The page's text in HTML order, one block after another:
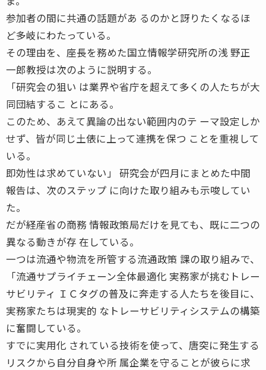
参加者の間に共通の話題があ るのかと訝りたくなるほ
ど多岐にわたっている。
その理由を、座長を務めた国立情報学研究所の浅 野正
一郎教授は次のように説明する。
「研究会の狙い は業界や省庁を超えて多くの人たちが大
同団結するこ とにある。
このため、あえて異論の出ない範囲内のテ ーマ設定しか
せず、皆が同じ土俵に上って連携を保つ ことを重視して
いる。
即効性は求めていない」 研究会が四月にまとめた中間
報告は、次のステップ に向けた取り組みも示唆してい
た。
だが経産省の商務 情報政策局だけを見ても、既に二つの
異なる動きが存 在している。
一つは流通や物流を所管する流通政策 課の取り組みで、
「流通サプライチェーン全体最適化 実務家が挑むトレー
サビリティ ＩＣタグの普及に奔走する人たちを後目に、
実務家たちは現実的 なトレーサビリティシステムの構築
に奮闘している。
すでに実用化 されている技術を使って、唐突に発生する
リスクから自分自身や所 属企業を守ることが彼らに求